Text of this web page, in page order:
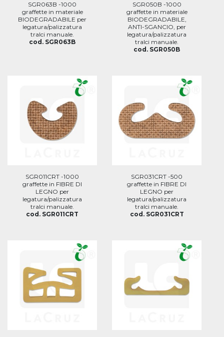
SGR063B -1000
graffette in materiale
BIODEGRADABILE per
legatura/palizzatura
tralci manuale.
cod. SGR063B
SGR050B -1000
graffette in materiale
BIODEGRADABILE,
ANTI-SGANCIO, per
legatura/palizzatura
tralci manuale.
cod. SGR050B
SGR011CRT -1000
graffette in FIBRE DI
LEGNO per
legatura/palizzatura
tralci manuale.
cod. SGR011CRT
SGR031CRT -500
graffette in FIBRE DI
LEGNO per
legatura/palizzatura
tralci manuale.
cod. SGR031CRT